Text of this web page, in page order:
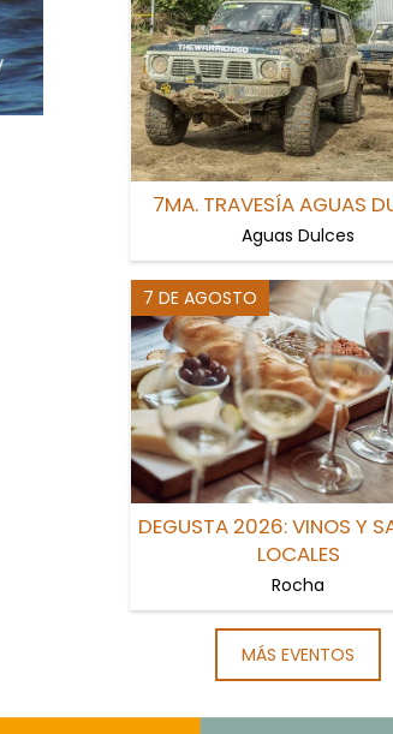
7MA. TRAVESÍA AGUAS
Aguas Dulces
7 DE AGOSTO
DEGUSTA 2026: VINOS Y
LOCALES
Rocha
MÁS EVENTOS